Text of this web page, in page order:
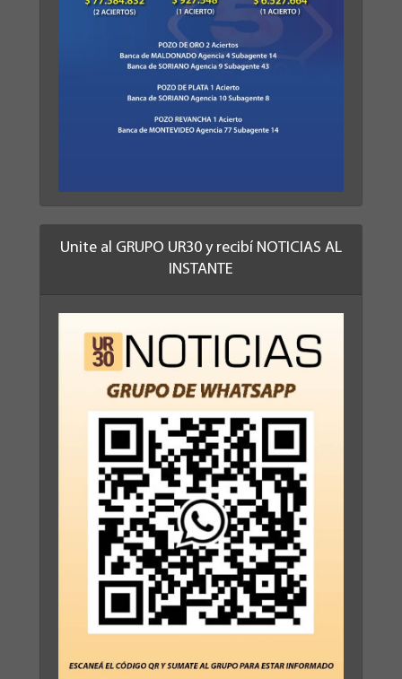
Unite al GRUPO UR30 y recibí NOTICIAS AL
INSTANTE